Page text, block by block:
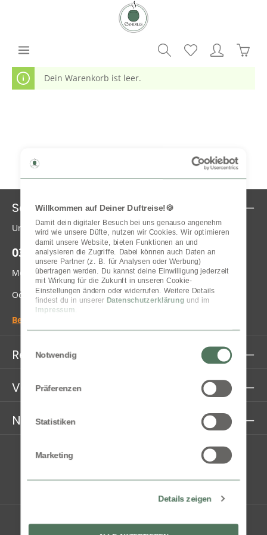
Willkommen auf Deiner Duftreise!🍪
Damit dein digitaler Besuch bei uns genauso angenehm
wird wie unsere Düfte, nutzen wir Cookies. Wir optimieren
damit unsere Website, bieten Funktionen an und
analysieren die Zugriffe. Dabei können auch Daten an
unsere Partner (z. B. für Analysen oder Werbung)
übertragen werden. Du kannst deine Einwilligung jederzeit
mit Wirkung für die Zukunft in unseren Cookie-
Einstellungen ändern oder widerrufen. Weitere Details
findest du in unserer Datenschutzerklärung
Impressum.
Notwendig
Präferenzen
Statistiken
Marketing
Details zeigen
Dein Warenkorb ist leer.
Service-Hotline
Unterstützung und Beratung unter:
0361 21842016
Mo-Fr, 10:00 - 15:00 Uhr
Oder über unser Kontaktformular.
Bestellung widerrufen
Rechtliches
Versandinformationen
Newsletter Anmeldung